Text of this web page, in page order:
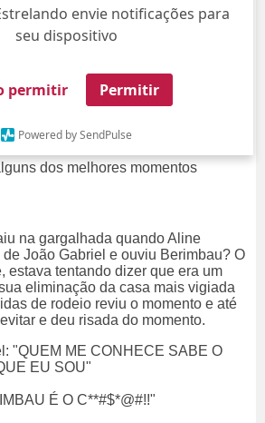
envie notificações para
seu dispositivo
permitir Permitir
Powered by SendPulse
nos serve são -memes
ao fim, mas já podemos contar
de momentos icônicos para nos
quando os participantes nos
respeito.
dos melhores momentos
na gargalhada quando Aline
João Gabriel e ouviu Berimbau? O
estava tentando dizer que era um
eliminação da casa mais vigiada
de rodeio reviu o momento e até
e deu risada do momento.
"QUEM ME CONHECE SABE O
EU SOU"
É O C**#$*@#!!"